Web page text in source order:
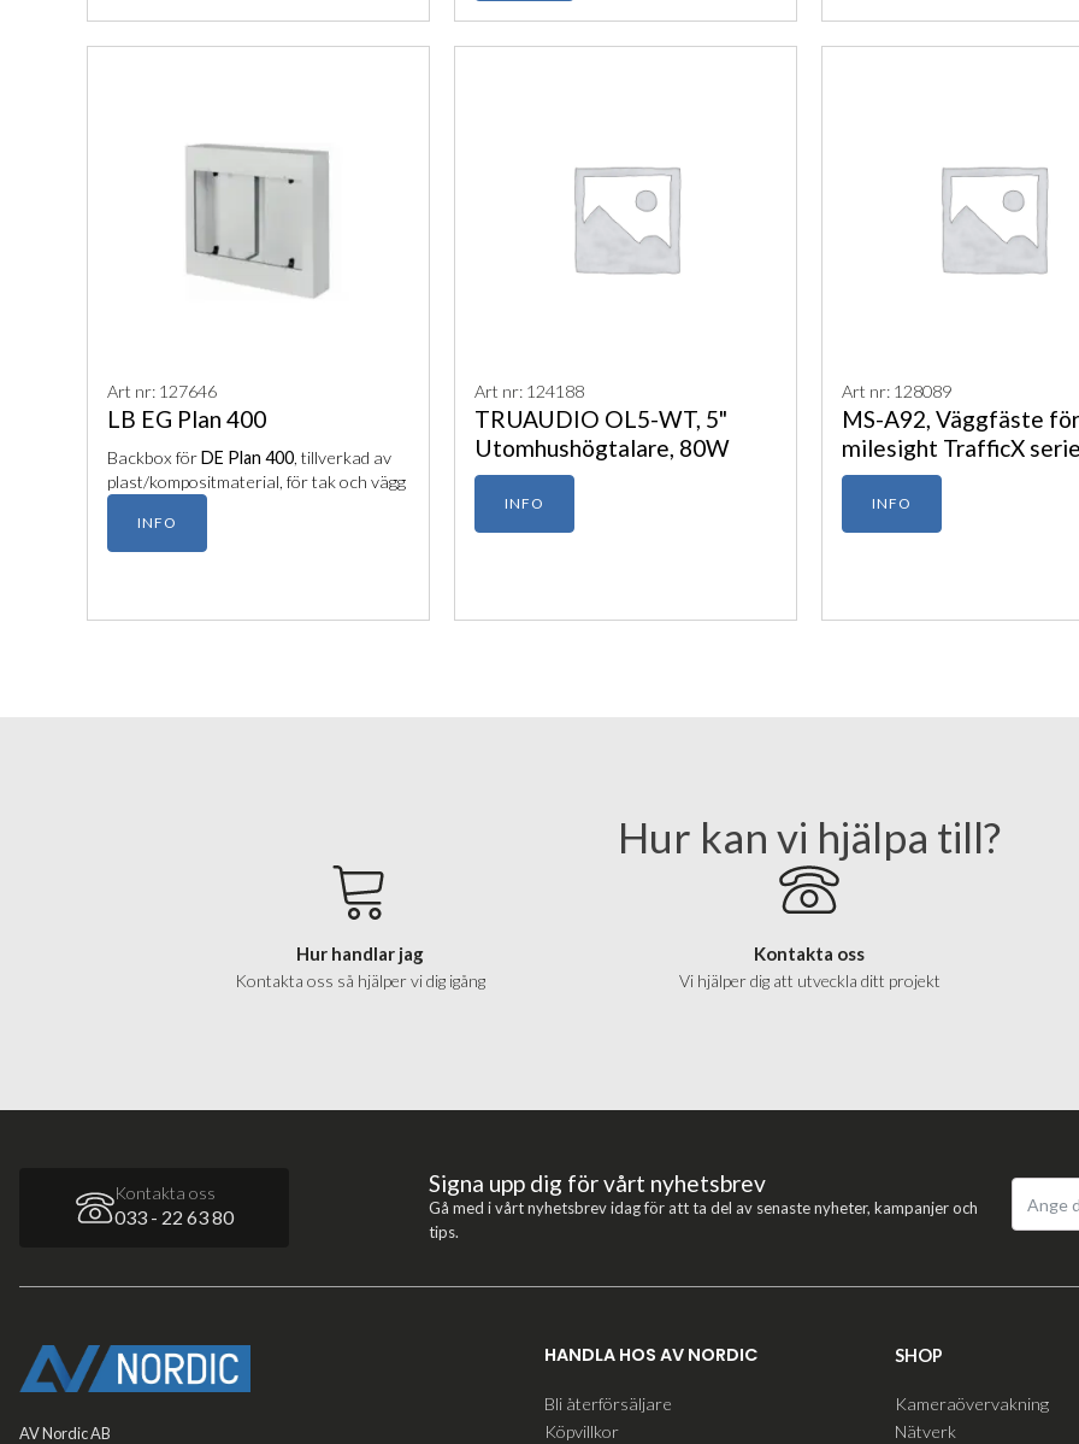
Art nr: 127646
LB EG Plan 400
Backbox förDE Plan 400, tillverkad av
plast/kompositmaterial, för tak och vägg
INFO
Art nr: 124188
TRUAUDIO OL5-WT, 5"
Utomhushögtalare, 80W
INFO
Art nr: 128089
MS-A92, Väggfäste för
milesight TrafficX
INFO
Hur kan vi hjälpa till?
Hur handlar jag
Kontakta oss så hjälper vi dig igång
Kontakta oss
Vi hjälper dig att utveckla ditt projekt
Kontakta oss
033 - 22 63 80
Signa upp dig för vårt nyhetsbrev
Gå med i vårt nyhetsbrev idag för att ta del av senaste nyheter, kampanjer och
tips.
AV Nordic AB
HANDLA HOS AV NORDIC
Bli återförsäljare
Köpvillkor
SHOP
Kameraövervakning
Nätverk